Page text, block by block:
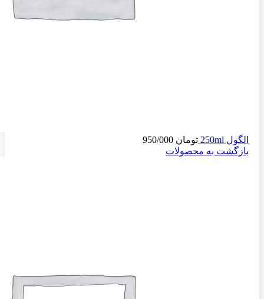
الگول 250ml تومان
بازگشت به محصولات